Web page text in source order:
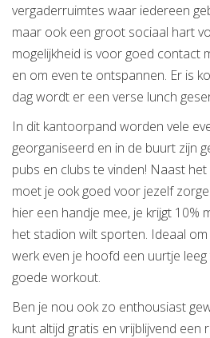
vergaderruimtes waar iedereen
maar ook een groot sociaal hart
mogelijkheid is voor goed contact
en om even te ontspannen. Er is
dag wordt er een verse lunch
In dit kantoorpand worden vele
georganiseerd en in de buurt zijn
pubs en clubs te vinden! Naast
moet je ook goed voor jezelf
hier een handje mee, je krijgt 10%
het stadion wilt sporten. Ideaal
werk even je hoofd een uurtje
goede workout.
Ben je nou ook zo enthousiast
kunt altijd gratis en vrijblijvend een